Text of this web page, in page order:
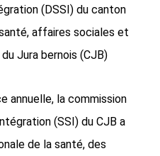
(DSSI) du canton
affaires sociales et
Jura bernois (CJB)
annuelle, la commission
(SSI) du CJB a
de la santé, des